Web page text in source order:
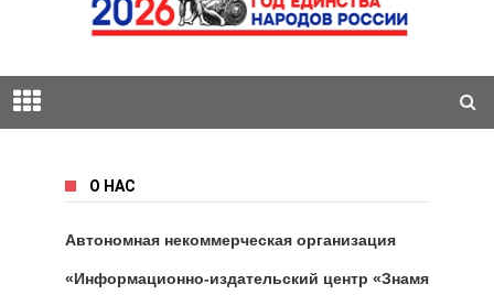
О НАС
Автономная некоммерческая организация
«Информационно-издательский центр «Знамя